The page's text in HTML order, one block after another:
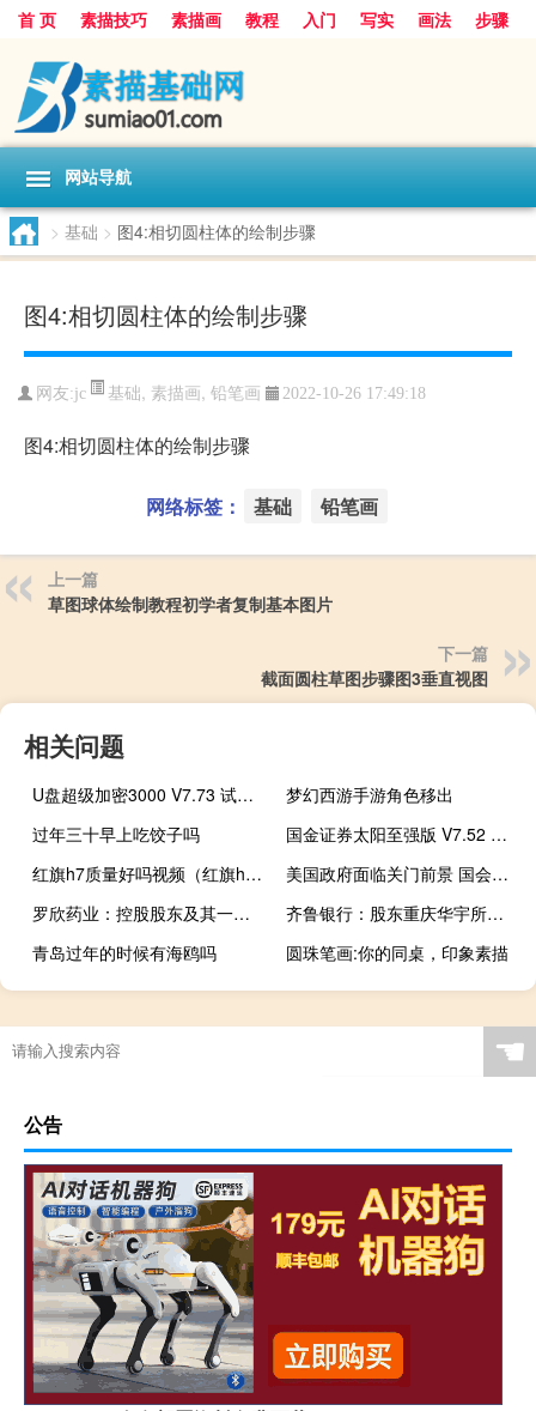
首 页 素描技巧 素描画 教程 入门 写实 画法
步骤
基础
超写实
网站导航
> 基础 > 图4:相切圆柱体的绘制步骤
图4:相切圆柱体的绘制步骤
网友:jc 基础, 素描画, 铅笔画 2022-10-26 17:49:18
图4:相切圆柱体的绘制步骤
网络标签： 基础 铅笔画
上一篇
草图球体绘制教程初学者复制基本图片
下一篇
截面圆柱草图步骤图3垂直视图
相关问题
U盘超级加密3000 V7.73 试用版（U盘超级加密3000 V7.73 试用版功能简介）
梦幻西游手游角色移出
过年三十早上吃饺子吗
国金证券太阳至强版 V7.52 官方版（国金证券太阳至强版 V7.52 官方版功能简介）
红旗h7质量好吗视频（红旗h7质量怎么样）
美国政府面临关门前景 国会要达成协议时间紧迫
罗欣药业：控股股东及其一致行动人自愿承诺不减持公司股份
齐鲁银行：股东重庆华宇所持全部2.56亿股公司股份均被司法标记
青岛过年的时候有海鸥吗
圆珠笔画:你的同桌，印象素描
☚
公告